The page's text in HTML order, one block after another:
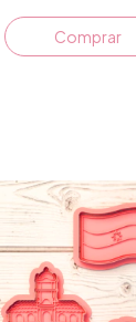
Comprar